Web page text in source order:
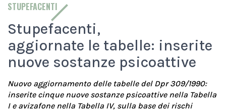
STUPEFACENTI
Stupefacenti,
aggiornate le tabelle: inserite
nuove sostanze psicoattive
Nuovo aggiornamento delle tabelle del Dpr 309/1990:
inserite cinque nuove sostanze psicoattive nella Tabella
I e avizafone nella Tabella IV, sulla base dei rischi